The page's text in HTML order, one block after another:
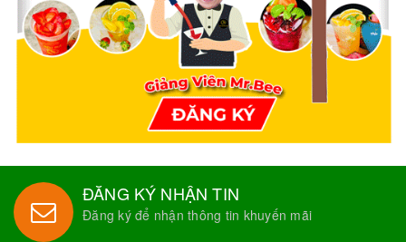
ĐĂNG KÝ NHẬN TIN
Đăng ký để nhận thông tin khuyến mãi